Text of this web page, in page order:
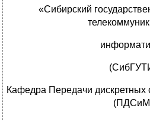
«Сибирский
Кафедра Передачи дискретных